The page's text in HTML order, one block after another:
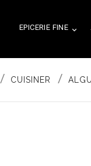

EPICERIE FINE
CUISINER